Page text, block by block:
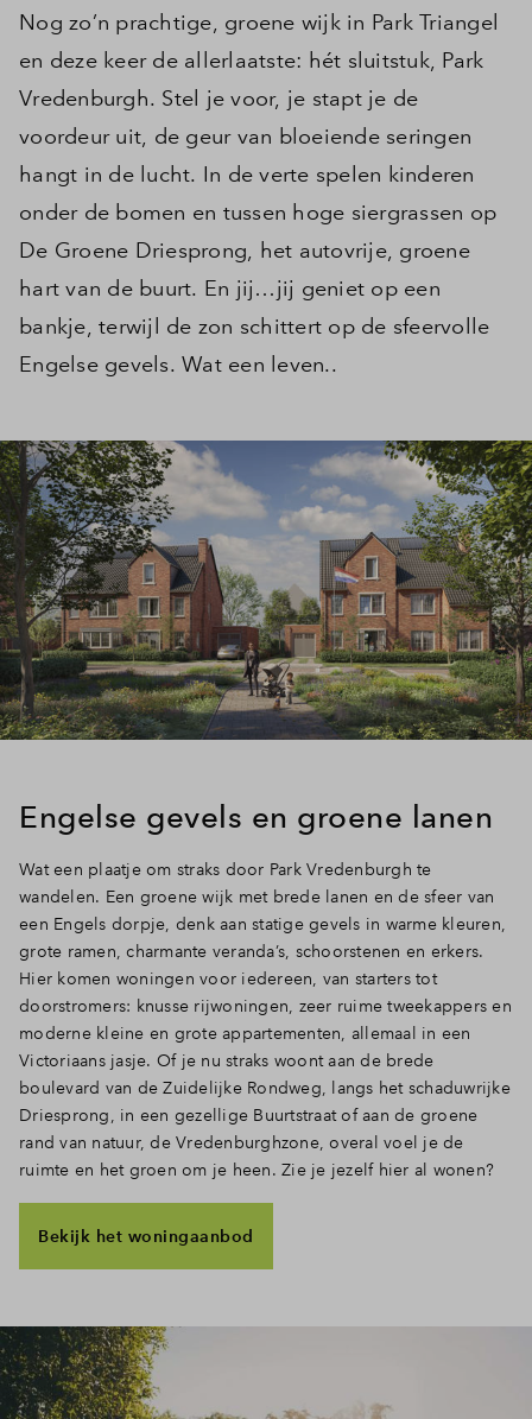
Nog zo’n prachtige, groene wijk in Park Triangel
en deze keer de allerlaatste: hét sluitstuk, Park
Vredenburgh. Stel je voor, je stapt je de
voordeur uit, de geur van bloeiende seringen
hangt in de lucht. In de verte spelen kinderen
onder de bomen en tussen hoge siergrassen op
De Groene Driesprong, het autovrije, groene
hart van de buurt. En jij…jij geniet op een
bankje, terwijl de zon schittert op de sfeervolle
Engelse gevels. Wat een leven..
Engelse gevels en groene lanen
Wat een plaatje om straks door Park Vredenburgh te
wandelen. Een groene wijk met brede lanen en de sfeer van
een Engels dorpje, denk aan statige gevels in warme kleuren,
grote ramen, charmante veranda’s, schoorstenen en erkers.
Hier komen woningen voor iedereen, van starters tot
doorstromers: knusse rijwoningen, zeer ruime tweekappers en
moderne kleine en grote appartementen, allemaal in een
Victoriaans jasje. Of je nu straks woont aan de brede
boulevard van de Zuidelijke Rondweg, langs het schaduwrijke
Driesprong, in een gezellige Buurtstraat of aan de groene
rand van natuur, de Vredenburghzone, overal voel je de
ruimte en het groen om je heen. Zie je jezelf hier al wonen?
Bekijk het woningaanbod